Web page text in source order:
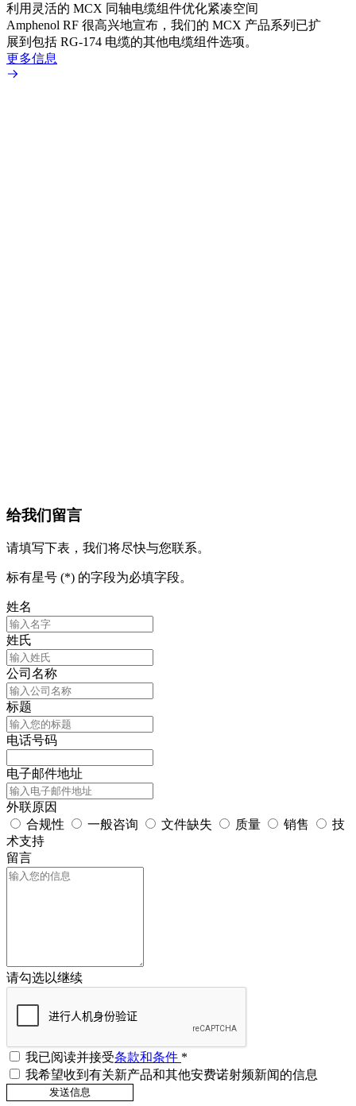
利用灵活的 MCX 同轴电缆组件优化紧凑空间
Amphenol RF 很高兴地宣布，我们的 MCX 产品系列已扩
展到包括 RG-174 电缆的其他电缆组件选项。
更多信息
给我们留言
请填写下表，我们将尽快与您联系。
标有星号 (*) 的字段为必填字段。
姓名
姓氏
公司名称
标题
电话号码
电子邮件地址
外联原因
合规性
一般咨询 文件缺失 质量 销售
技
术支持
留言
请勾选以继续
我已阅读并接受条款和条件 *
我希望收到有关新产品和其他安费诺射频新闻的信息